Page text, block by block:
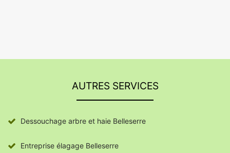
AUTRES SERVICES
Dessouchage arbre et haie Belleserre
Entreprise élagage Belleserre